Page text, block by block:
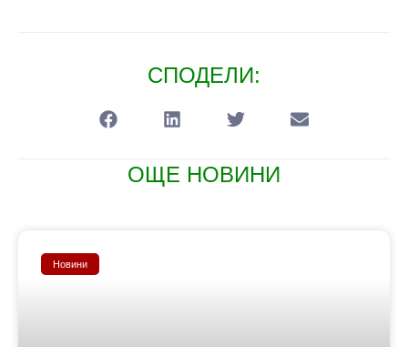
СПОДЕЛИ:
ОЩЕ НОВИНИ
Новини